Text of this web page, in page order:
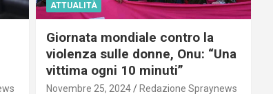
ATTUALITÀ
Giornata mondiale contro la
violenza sulle donne, Onu: “Una
vittima ogni 10 minuti”
Novembre 25, 2024 Redazione Spraynews